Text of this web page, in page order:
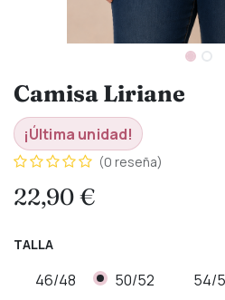
Camisa Liriane
¡Última unidad!
(0 reseña)
22,90€
TALLA
46/48 50/52 54/